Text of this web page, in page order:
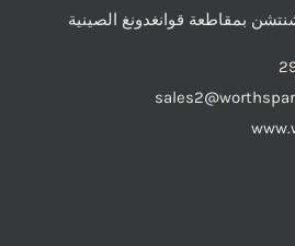
بمقاطعة قوانغدونغ الصينية